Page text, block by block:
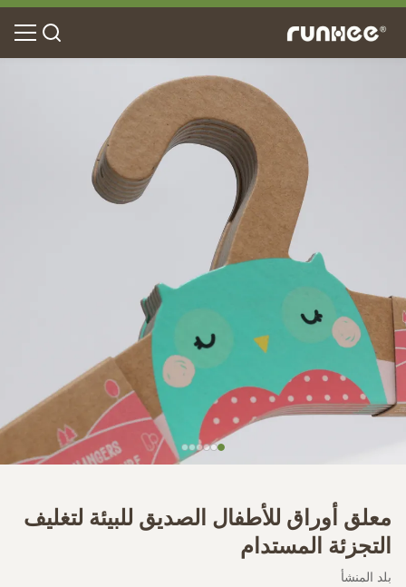
معلق أوراق للأطفال الصديق للبيئة لتغليف
التجزئة المستدام
بلد المنشأ